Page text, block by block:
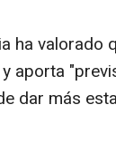
ha valorado
aporta
dar más